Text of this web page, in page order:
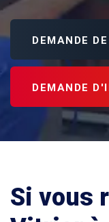
DEMANDE
DEMANDE
Si vous